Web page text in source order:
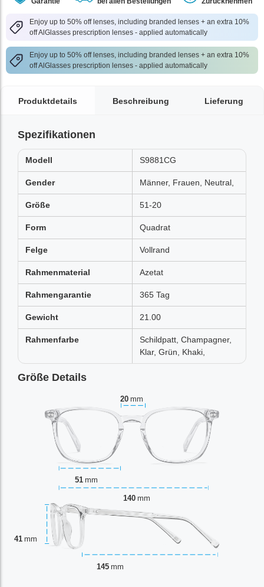
Enjoy up to 50% off lenses, including branded lenses + an extra 10%
off AlGlasses prescription lenses - applied automatically
Enjoy up to 50% off lenses, including branded lenses + an extra 10%
off AlGlasses prescription lenses - applied automatically
Produktdetails Beschreibung Lieferung
Spezifikationen
Modell S9881CG
Gender Männer, Frauen, Neutral,
Größe 51-20
Form Quadrat
Felge Vollrand
Rahmenmaterial Azetat
Rahmengarantie 365 Tag
Gewicht 21.00
Rahmenfarbe
Schildpatt, Champagner,
Klar, Grün, Khaki,
Größe Details
20 mm
51 mm
41 mm
140 mm
145 mm